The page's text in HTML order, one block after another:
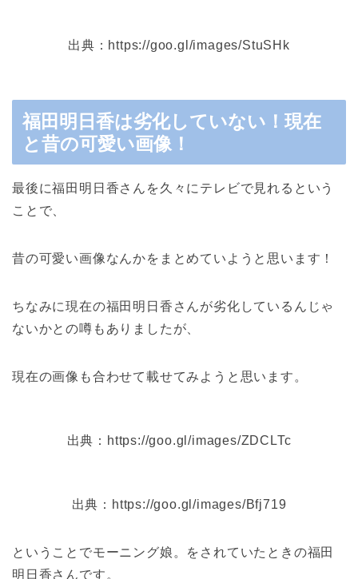
出典：https://goo.gl/images/StuSHk
福田明日香は劣化していない！現在
と昔の可愛い画像！
最後に福田明日香さんを久々にテレビで見れるという
ことで、
昔の可愛い画像なんかをまとめていようと思います！
ちなみに現在の福田明日香さんが劣化しているんじゃ
ないかとの噂もありましたが、
現在の画像も合わせて載せてみようと思います。
出典：https://goo.gl/images/ZDCLTc
出典：https://goo.gl/images/Bfj719
ということでモーニング娘。をされていたときの福田
明日香さんです。